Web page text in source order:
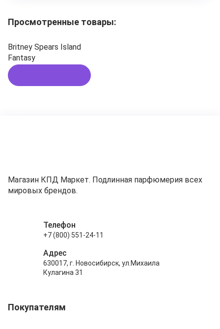
Просмотренные товары:
Britney Spears Island
Fantasy
Магазин КПД Маркет. Подлинная парфюмерия всех
мировых брендов.
Покупателям
Телефон
+7 (800) 551-24-11
Адрес
630017, г. Новосибирск, ул.Михаила
Кулагина 31